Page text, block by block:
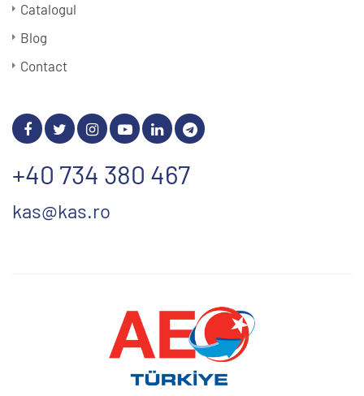
Catalogul
Blog
Contact
+40 734 380 467
kas@kas.ro